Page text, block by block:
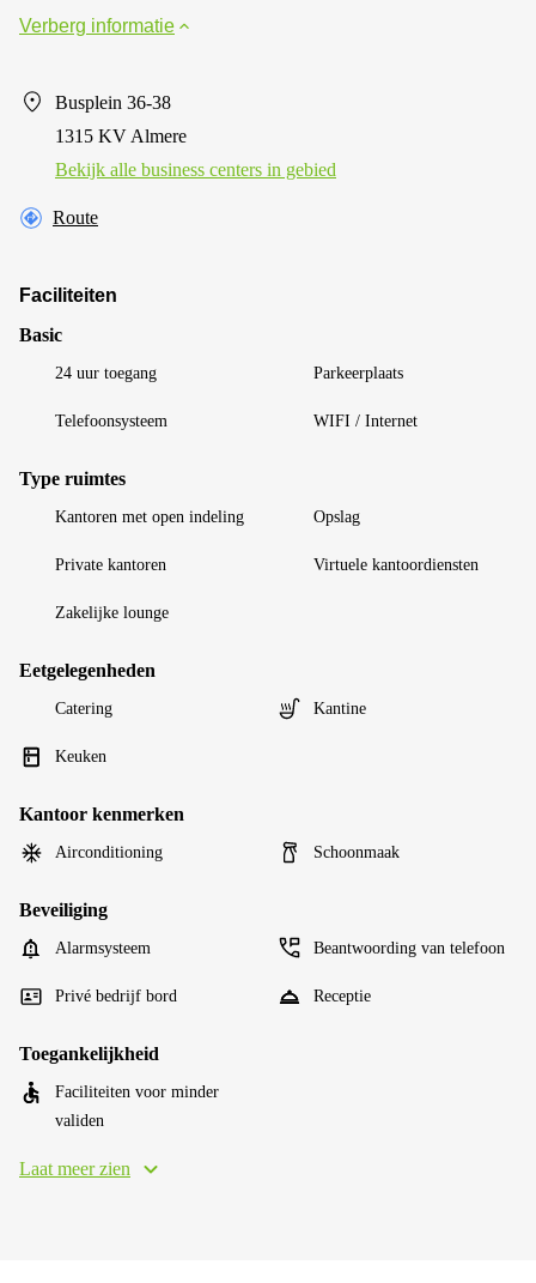
Verberg informatie
Busplein 36-38
1315 KV Almere
Bekijk alle business centers in gebied
Route
Faciliteiten
Basic
24 uur toegang Parkeerplaats
Telefoonsysteem WIFI / Internet
Type ruimtes
Kantoren met open indeling Opslag
Private kantoren Virtuele kantoordiensten
Zakelijke lounge
Eetgelegenheden
Catering Kantine
Keuken
Kantoor kenmerken
Airconditioning Schoonmaak
Beveiliging
Alarmsysteem Beantwoording van telefoon
Privé bedrijf bord Receptie
Toegankelijkheid
Faciliteiten voor minder
validen
Laat meer zien